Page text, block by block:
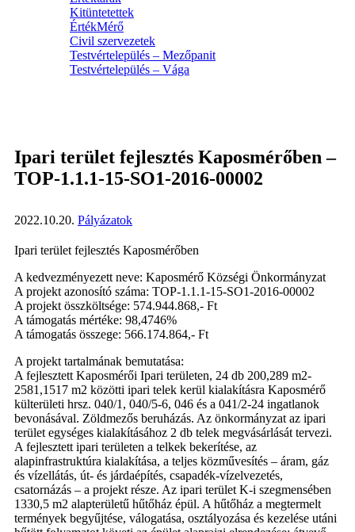
Kitüntetettek
ÉrtékMérő
Civil szervezetek
Testvértelepülés – Mezőpanit
Testvértelepülés – Vága
Ipari terület fejlesztés Kaposmérőben –
TOP-1.1.1-15-SO1-2016-00002
2022.10.20. Pályázatok
Ipari terület fejlesztés Kaposmérőben
A kedvezményezett neve: Kaposmérő Községi Önkormányzat
A projekt azonosító száma: TOP-1.1.1-15-SO1-2016-00002
A projekt összköltsége: 574.944.868,- Ft
A támogatás mértéke: 98,4746%
A támogatás összege: 566.174.864,- Ft
A projekt tartalmának bemutatása:
A fejlesztett Kaposmérői Ipari területen, 24 db 200,289 m2-
2581,1517 m2 közötti ipari telek kerül kialakításra Kaposmérő
külterületi hrsz. 040/1, 040/5-6, 046 és a 041/2-24 ingatlanok
bevonásával. Zöldmezős beruházás. Az önkormányzat az ipari
terület egységes kialakításához 2 db telek megvásárlását tervezi.
A fejlesztett ipari területen a telkek bekerítése, az
alapinfrastruktúra kialakítása, a teljes közművesítés – áram, gáz
és vízellátás, út- és járdaépítés, csapadék-vízelvezetés,
csatornázás – a projekt része. Az ipari terület K-i szegmensében
1330,5 m2 alapterületű hűtőház épül. A hűtőház a megtermelt
termények begyűjtése, válogatása, osztályozása és kezelése utáni